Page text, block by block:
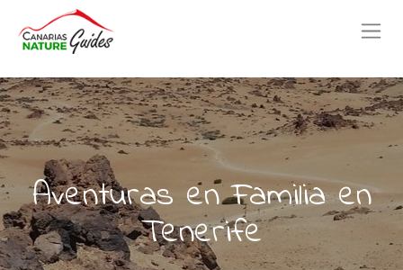
Aventuras en Familia en
Tenerife